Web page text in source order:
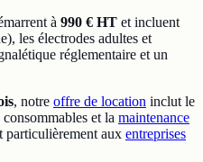
à 990 € HT et incluent
les électrodes adultes et
réglementaire et un
, notre offre de location inclut le
et la maintenance
particulièrement aux entreprises